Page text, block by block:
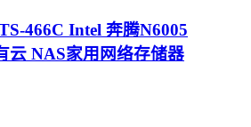
466C Intel 奔腾N6005
云 NAS家用网络存储器